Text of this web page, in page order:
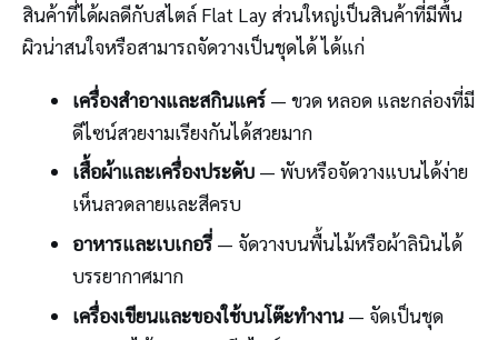
สินค้าที่ได้ผลดีกับสไตล์ Flat Lay ส่วนใหญ่เป็นสินค้าที่มีพื้น
ผิวน่าสนใจหรือสามารถจัดวางเป็นชุดได้ ได้แก่
เครื่องสำอางและสกินแคร์— ขวด หลอด และกล่องที่มี
ดีไซน์สวยงามเรียงกันได้สวยมาก
เสื้อผ้าและเครื่องประดับ— พับหรือจัดวางแบนได้ง่าย
เห็นลวดลายและสีครบ
อาหารและเบเกอรี่— จัดวางบนพื้นไม้หรือผ้าลินินได้
บรรยากาศมาก
เครื่องเขียนและของใช้บนโต๊ะทำงาน— จัดเป็นชุด